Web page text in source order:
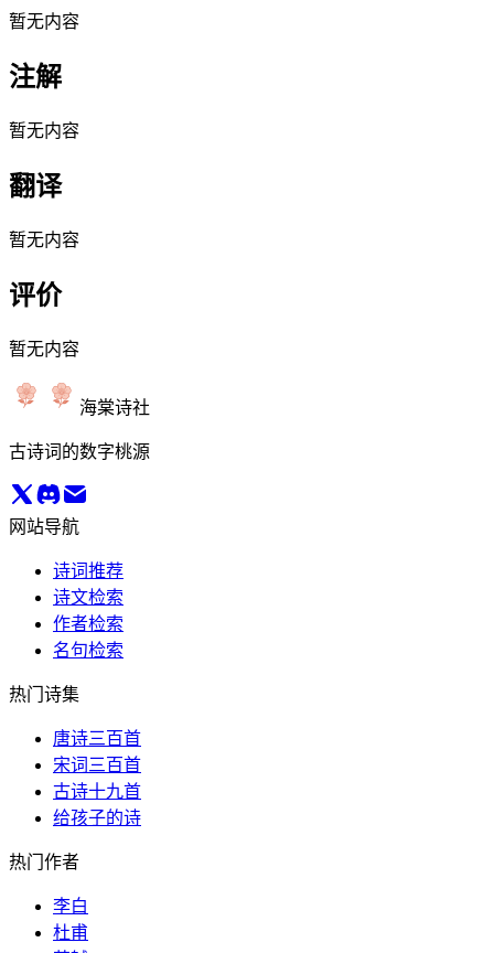
暂无内容
注解
暂无内容
翻译
暂无内容
评价
暂无内容
海棠诗社
古诗词的数字桃源
网站导航
诗词推荐
诗文检索
作者检索
名句检索
热门诗集
唐诗三百首
宋词三百首
古诗十九首
给孩子的诗
热门作者
李白
杜甫